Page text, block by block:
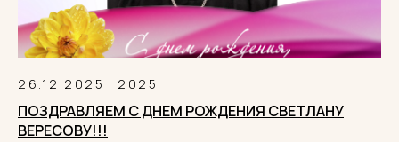
26.12.2025 2025
ПОЗДРАВЛЯЕМ С ДНЕМ РОЖДЕНИЯ СВЕТЛАНУ
ВЕРЕСОВУ!!!